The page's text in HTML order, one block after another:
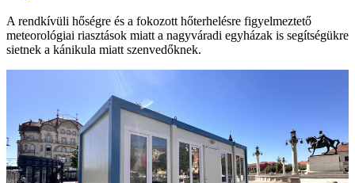
A rendkívüli hőségre és a fokozott hőterhelésre figyelmeztető
meteorológiai riasztások miatt a nagyváradi egyházak is segítségükre
sietnek a kánikula miatt szenvedőknek.